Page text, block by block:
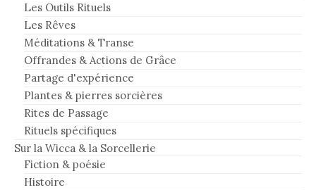
Les Outils Rituels
Les Rêves
Méditations & Transe
Offrandes & Actions de Grâce
Partage d'expérience
Plantes & pierres sorcières
Rites de Passage
Rituels spécifiques
Sur la Wicca & la Sorcellerie
Fiction & poésie
Histoire